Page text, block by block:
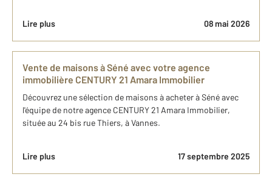
Lire plus 08 mai 2026
Vente de maisons à Séné avec votre agence
immobilière CENTURY 21 Amara Immobilier
Découvrez une sélection de maisons à acheter à Séné avec
l'équipe de notre agence CENTURY 21 Amara Immobilier,
située au 24 bis rue Thiers, à Vannes.
Lire plus 17 septembre 2025